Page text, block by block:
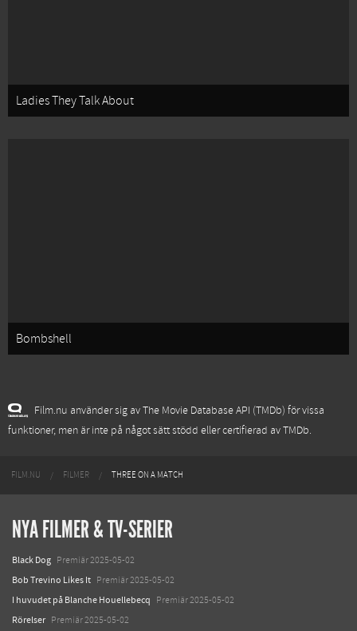
Ladies They Talk About
Bombshell
Film.nu använder sig av The Movie Database API (TMDb) för vissa
funktioner, men är inte på något sätt stödd eller certifierad av TMDb.
FILM.NU FILMER THREE ON A MATCH
NYA FILMER & TV-SERIER
Black Dog Premiär 2025-05-02
Bob Trevino Likes It Premiär 2025-05-02
I huvudet på Blanche Houellebecq Premiär 2025-05-02
Rörelser Premiär 2025-05-02